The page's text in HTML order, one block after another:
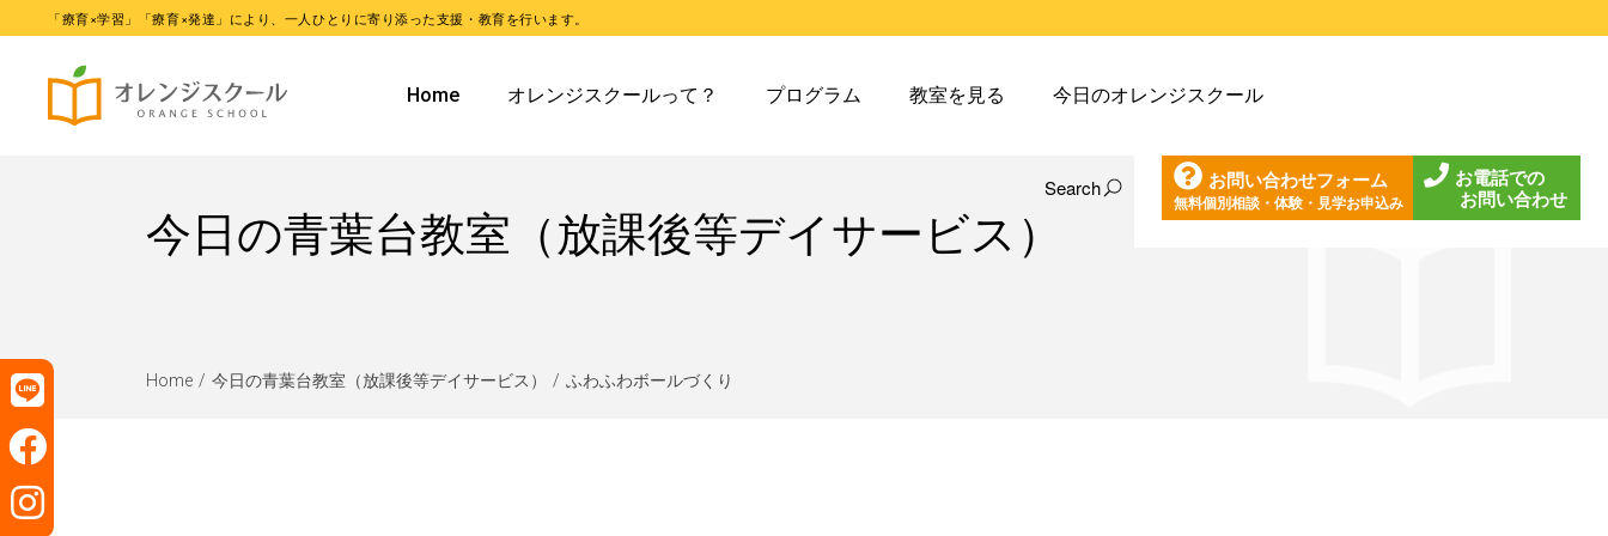
「療育×学習」「療育×発達」により、一人ひとりに寄り添った支援・教育を行います。
Home オレンジスクールって？
オレンジスクールとは
オレンジスクールピコとは
プログラム
オレンジスクールのプログラム
オレンジスクールピコのプログラム
教室を見る
東戸塚教室
東戸塚第２教室
今日のオレンジスクール
今日の東戸塚教室
Search お問い合わせフォーム
無料個別相談・体験・見学お申込み
お電話での
お問い合わせ
オレンジスクールピコとは
オレンジスクールピコのプログラム
東戸塚第２教室
溝ノ口教室
今日の東戸塚第２教室
今日の東戸塚第４教室
今日の溝ノ口教室
今日のあざみ野教室
今日の青葉台教室（放課後等デイサービス）
Home 今日の青葉台教室（放課後等デイサービス） ふわふわボールづくり